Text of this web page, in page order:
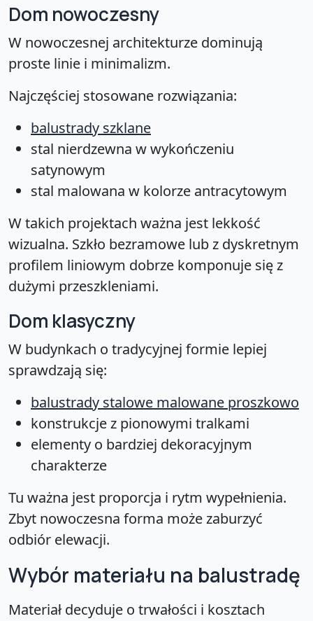
Dom nowoczesny
W nowoczesnej architekturze dominują
proste linie i minimalizm.
Najczęściej stosowane rozwiązania:
balustrady szklane
stal nierdzewna w wykończeniu
satynowym
stal malowana w kolorze antracytowym
W takich projektach ważna jest lekkość
wizualna. Szkło bezramowe lub z dyskretnym
profilem liniowym dobrze komponuje się z
dużymi przeszkleniami.
Dom klasyczny
W budynkach o tradycyjnej formie lepiej
sprawdzają się:
balustrady stalowe malowane proszkowo
konstrukcje z pionowymi tralkami
elementy o bardziej dekoracyjnym
charakterze
Tu ważna jest proporcja i rytm wypełnienia.
Zbyt nowoczesna forma może zaburzyć
odbiór elewacji.
Wybór materiału na balustradę
Materiał decyduje o trwałości i kosztach